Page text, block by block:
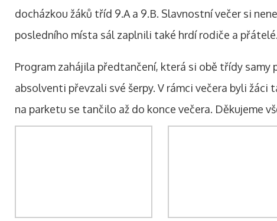
docházkou žáků tříd 9.A a 9.B. Slavnostní večer si
posledního místa sál zaplnili také hrdí rodiče a přátelé.
Program zahájila předtančení, která si obě třídy
absolventi převzali své šerpy. V rámci večera byli
na parketu se tančilo až do konce večera. Děkujeme